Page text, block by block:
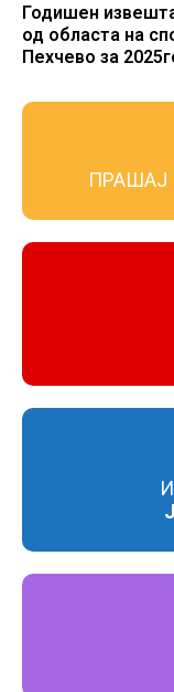
Годишен
од областа на
Пехчево за
ПРАШАЈ